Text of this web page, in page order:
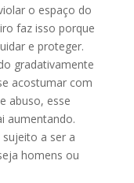
o espaço do
faz isso porque
e proteger.
gradativamente
acostumar com
abuso, esse
aumentando.
a ser a
homens ou